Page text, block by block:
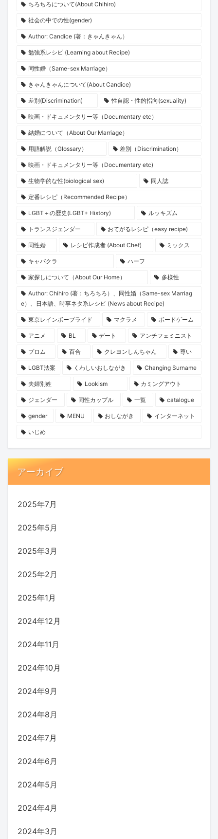
ちろちろについて(About Chihiro)
社会の中での性(gender)
Author: Candice (著：きゃんきゃん）
勉強系レシピ (Learning about Recipe)
同性婚（Same-sex Marriage）
きゃんきゃんについて(About Candice)
差別(Discrimination) 性自認・性的指向(sexuality)
映画・ドキュメンタリー等（Documentary etc）
結婚について（About Our Marriage）
用語解説（Glossary） 差別（Discrimination）
映画・ドキュメンタリー等（Documentary etc)
生物学的な性(biological sex) 同人誌
定番レシピ（Recommended Recipe）
LGBT＋の歴史(LGBT+ History) ルッキズム
トランスジェンダー おてがるレシピ（easy recipe)
同性婚 レシピ作成者 (About Chef) ミックス
キャバクラ ハーフ
家探しについて（About Our Home） 多様性
Author: Chihiro (著：ちろちろ）、同性婚（Same-sex Marriag
e）、日本語、時事ネタ系レシピ (News about Recipe)
東京レインボープライド マクラメ ボードゲーム
アニメ BL デート アンチフェミニスト
プロム 百合 クレヨンしんちゃん 尊い
LGBT法案 くわしいおしながき Changing Surname
夫婦別姓 Lookism カミングアウト
ジェンダー 同性カップル 一覧 catalogue
gender MENU おしながき インターネット
いじめ
アーカイブ
2025年7月
2025年5月
2025年3月
2025年2月
2025年1月
2024年12月
2024年11月
2024年10月
2024年9月
2024年8月
2024年7月
2024年6月
2024年5月
2024年4月
2024年3月